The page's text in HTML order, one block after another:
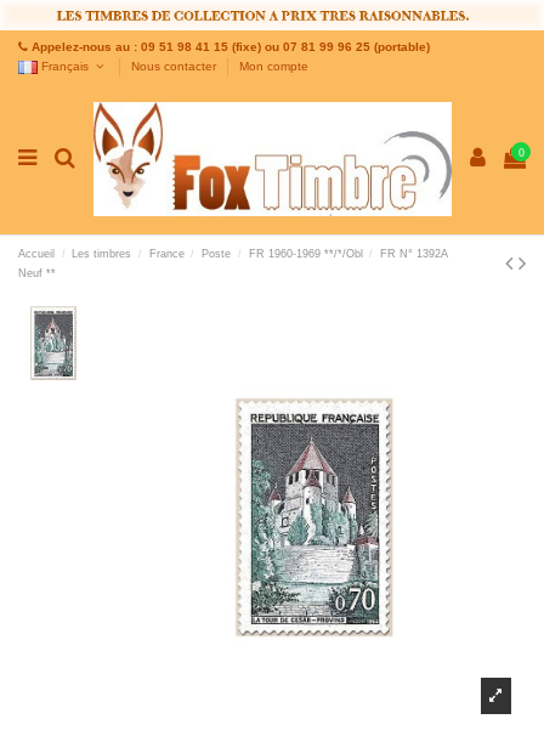
Appelez-nous au : 09 51 98 41 15 (fixe) ou 07 81 99 96 25 (portable)
Français
Nous contacter Mon compte
0
Accueil Les timbres France Poste FR 1960-1969 **/*/Obl
FR N° 1392A
Neuf **